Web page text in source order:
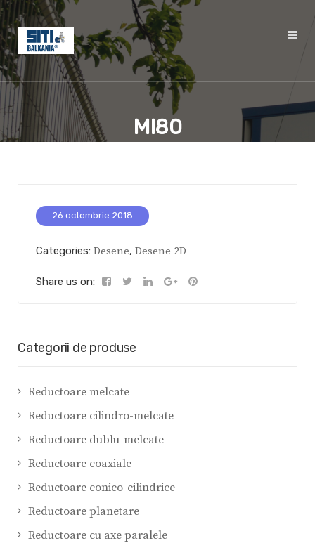
MI80
26 octombrie 2018
Categories: Desene, Desene 2D
Share us on:
Categorii de produse
Reductoare melcate
Reductoare cilindro-melcate
Reductoare dublu-melcate
Reductoare coaxiale
Reductoare conico-cilindrice
Reductoare planetare
Reductoare cu axe paralele